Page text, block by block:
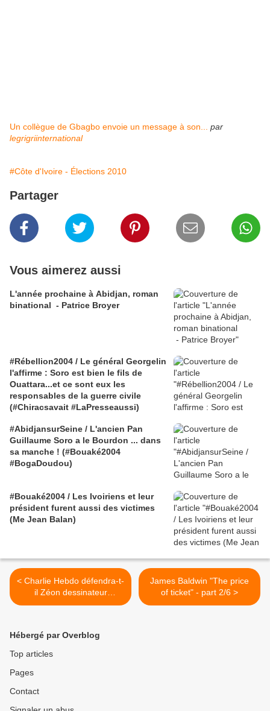
Un collègue de Gbagbo envoie un message à son...
par
legrigriinternational
#Côte d'Ivoire - Élections 2010
Partager
Vous aimerez aussi
L'année prochaine à Abidjan, roman
binational - Patrice Broyer
#Rébellion2004 / Le général Georgelin
l'affirme : Soro est bien le fils de
Ouattara...et ce sont eux les
responsables de la guerre civile
(#Chiracsavait #LaPresseaussi)
#AbidjansurSeine / L'ancien Pan
Guillaume Soro a le Bourdon ... dans
sa manche ! (#Bouaké2004
#BogaDoudou)
#Bouaké2004 / Les Ivoiriens et leur
président furent aussi des victimes
(Me Jean Balan)
< Charlie Hebdo défendra-t-
il Zéon dessinateur
recherché par la police ?
James Baldwin "The price
of ticket" - part 2/6 >
Hébergé par Overblog
Top articles
Pages
Contact